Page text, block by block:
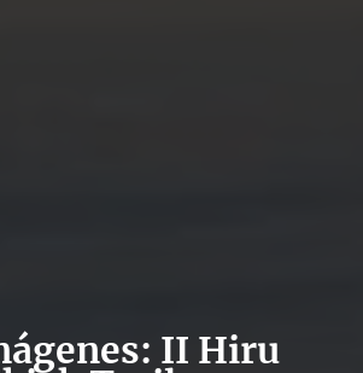
II Hiru